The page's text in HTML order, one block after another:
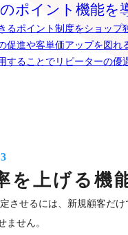
ポイント機能を
るポイント制度をショップ
促進や客単価アップを図れ
することでリピーターの優
を上げる機
させるには、新規顧客だ
ません。